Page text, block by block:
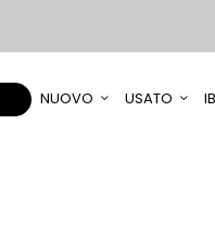
NUOVO USATO